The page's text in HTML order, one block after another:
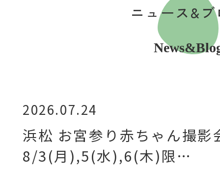
ニュース&
2026.07.24
浜松 お宮参り赤ちゃん撮影
8/3(月),5(水),6(木)限…